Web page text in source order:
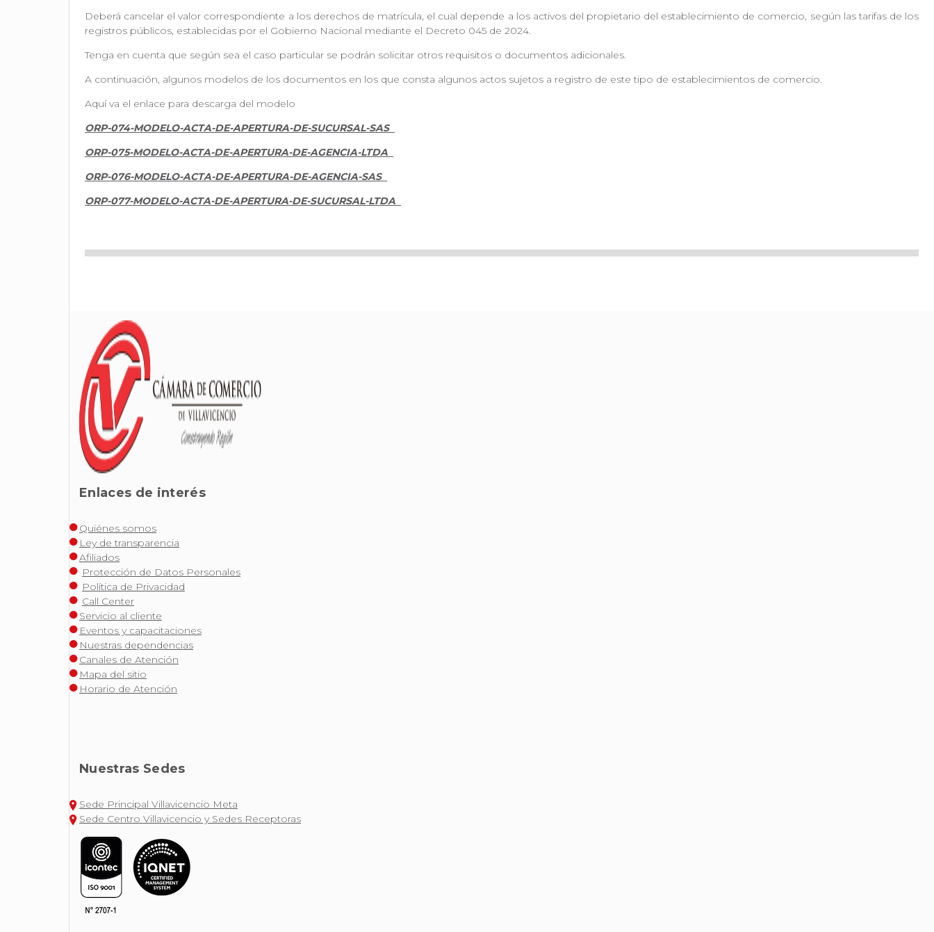
Deberá cancelar el valor correspondiente a los derechos de matrícula, el cual depende a los activos del propietario del establecimiento de comercio, según las tarifas de los
registros públicos, establecidas por el Gobierno Nacional mediante el Decreto 045 de 2024.
Tenga en cuenta que según sea el caso particular se podrán solicitar otros requisitos o documentos adicionales.
A continuación, algunos modelos de los documentos en los que consta algunos actos sujetos a registro de este tipo de establecimientos de comercio.
Aquí va el enlace para descarga del modelo
ORP-074-MODELO-ACTA-DE-APERTURA-DE-SUCURSAL-SAS
ORP-075-MODELO-ACTA-DE-APERTURA-DE-AGENCIA-LTDA
ORP-076-MODELO-ACTA-DE-APERTURA-DE-AGENCIA-SAS
ORP-077-MODELO-ACTA-DE-APERTURA-DE-SUCURSAL-LTDA
Enlaces de interés
Quiénes somos
Ley de transparencia
Afiliados
Protección de Datos Personales
Política de Privacidad
Call Center
Servicio al cliente
Eventos y capacitaciones
Nuestras dependencias
Canales de Atención
Mapa del sitio
Horario de Atención
Nuestras Sedes
Sede Principal Villavicencio Meta
Sede Centro Villavicencio y Sedes Receptoras